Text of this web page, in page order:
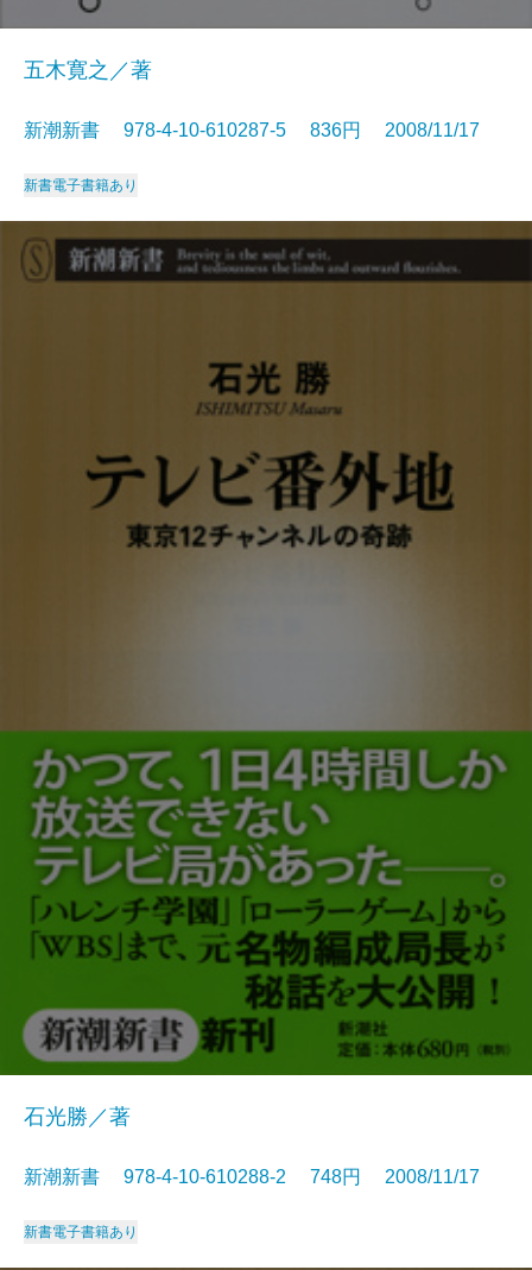
五木寛之／著
新潮新書 978-4-10-610287-5 836円 2008/11/17
新書電子書籍あり
石光勝／著
新潮新書 978-4-10-610288-2 748円 2008/11/17
新書電子書籍あり